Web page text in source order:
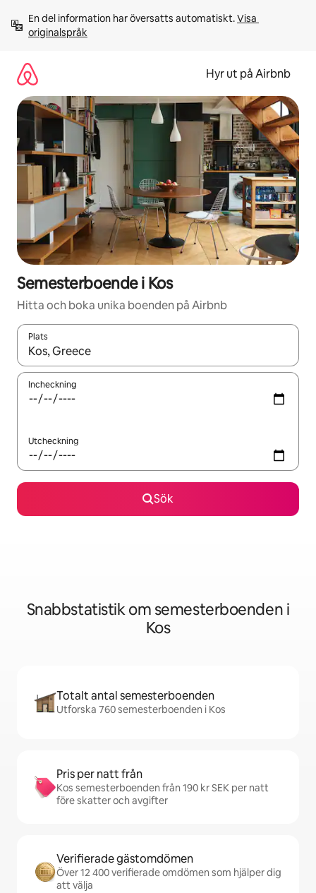
innehåll
En del information har översatts automatiskt. Visa
originalspråk
Hyr ut på Airbnb
Semesterboende i Kos
Hitta och boka unika boenden på Airbnb
Plats
När resultaten är tillgängliga kan du navigera med upp- och
Incheckning
Utcheckning
Sök
Snabbstatistik om semesterboenden i
Kos
Totalt antal semesterboenden
Utforska 760 semesterboenden i Kos
Pris per natt från
Kos semesterboenden från 190 kr SEK per natt
före skatter och avgifter
Verifierade gästomdömen
Över 12 400 verifierade omdömen som hjälper dig
att välja